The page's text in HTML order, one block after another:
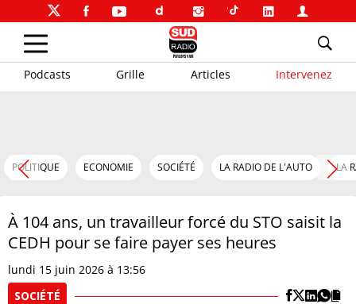
Podcasts Grille Articles Intervenez
POLITIQUE ECONOMIE SOCIÉTÉ LA RADIO DE L'AUTO LA
À 104 ans, un travailleur forcé du STO saisit la
CEDH pour se faire payer ses heures
lundi 15 juin 2026 à 13:56
SOCIÉTÉ